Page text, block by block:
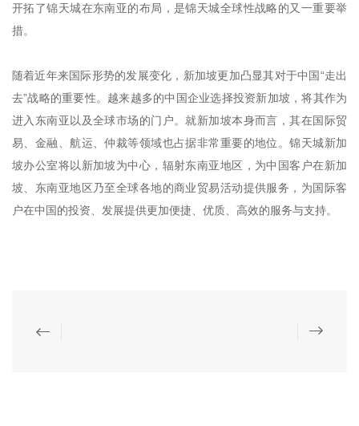
开拓了锦天城在东南亚的布局，是锦天城全球性战略的又一重要举
措。
随着近年来国际形势的发展变化，新加坡更加凸显其对于中国“走出
去”战略的重要性。越来越多的中国企业选择投资新加坡，将其作为
进入东南亚以及全球市场的门户。就新加坡本身而言，其在国际贸
易、金融、航运、仲裁等领域也占据非常重要的地位。锦天城新加
坡办公室将以新加坡为中心，辐射东南亚地区，为中国客户在新加
坡、东南亚地区乃至全球各地的商业贸易活动提供服务，为国际客
户在中国的投资、发展提供更加便捷、优质、高效的服务与支持。